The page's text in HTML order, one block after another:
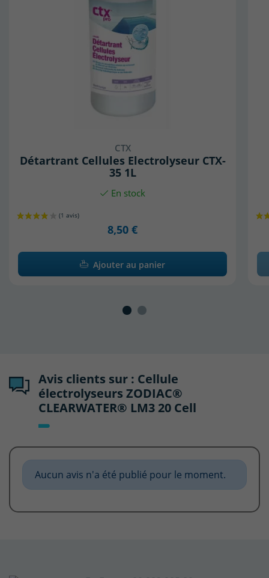
CTX
Détartrant Cellules Electrolyseur CTX-
35 1L
En stock
8,50 €
Ajouter au panier
Avis clients sur : Cellule
électrolyseurs ZODIAC®
CLEARWATER® LM3 20 Cell
Aucun avis n'a été publié pour le moment.